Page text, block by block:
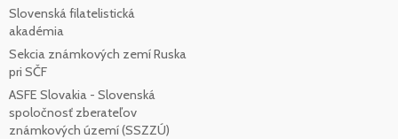
Slovenská filatelistická
akadémia
Sekcia známkových zemí Ruska
pri SČF
ASFE Slovakia - Slovenská
spoločnosť zberateľov
známkových území (SSZZÚ)